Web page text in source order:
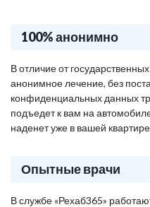
100% анонимно
В отличие от
анонимное лечение, без
конфиденциальных данных
подъедет к вам на
наденет уже в вашей
Опытные врачи
В службе «Рехаб365»